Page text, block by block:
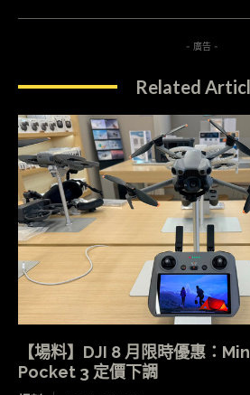
- 廣告 -
Related
【場料】DJI 8 月限時優惠：
Pocket 3 定價下調